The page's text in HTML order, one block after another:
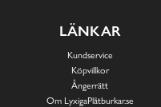
LÄNKAR
Kundservice
Köpvillkor
Ångerrätt
Om LyxigaPlåtburkar.se